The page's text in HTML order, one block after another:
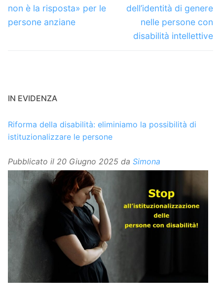
non è la risposta» per le
persone anziane
dell’identità di genere
nelle persone con
disabilità intellettive
IN EVIDENZA
Riforma della disabilità: eliminiamo la possibilità di
istituzionalizzare le persone
Pubblicato il 20 Giugno 2025 da Simona